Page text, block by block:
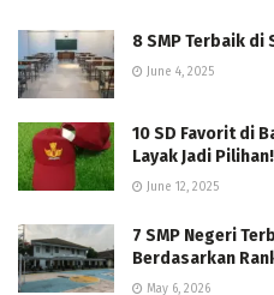
8 SMP Terbaik di
June 4, 2025
10 SD Favorit di
Layak Jadi Pilihan!
June 12, 2025
7 SMP Negeri
Berdasarkan
May 6, 2026